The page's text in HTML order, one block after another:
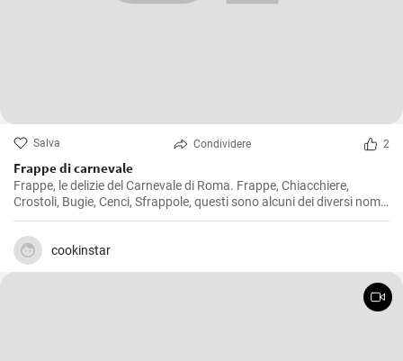
Salva Condividere 2
Frappe di carnevale
Frappe, le delizie del Carnevale di Roma. Frappe, Chiacchiere,
Crostoli, Bugie, Cenci, Sfrappole, questi sono alcuni dei diversi nomi
di questi tipici dolcetti del Carnevale italiano.
cookinstar